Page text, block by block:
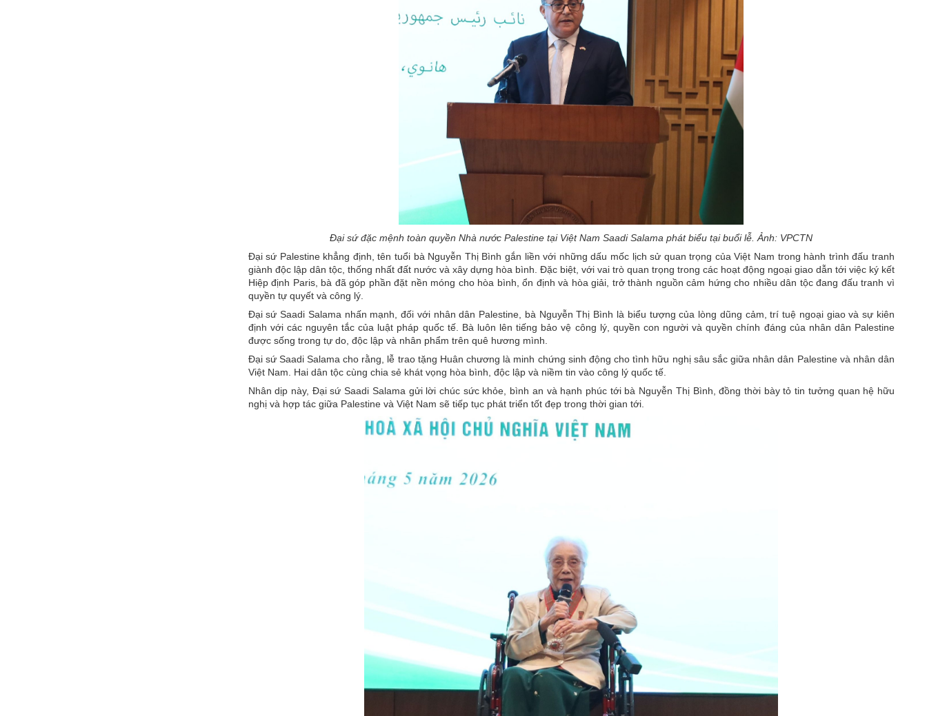
Đại sứ đặc mệnh toàn quyền Nhà nước Palestine tại Việt Nam Saadi Salama phát biểu tại buổi lễ. Ảnh: VPCTN
Đại sứ Palestine khẳng định, tên tuổi bà Nguyễn Thị Bình gắn liền với những dấu mốc lịch sử quan trọng của Việt Nam trong hành trình đấu tranh
giành độc lập dân tộc, thống nhất đất nước và xây dựng hòa bình. Đặc biệt, với vai trò quan trọng trong các hoạt động ngoại giao dẫn tới việc ký kết
Hiệp định Paris, bà đã góp phần đặt nền móng cho hòa bình, ổn định và hòa giải, trở thành nguồn cảm hứng cho nhiều dân tộc đang đấu tranh vì
quyền tự quyết và công lý.
Đại sứ Saadi Salama nhấn mạnh, đối với nhân dân Palestine, bà Nguyễn Thị Bình là biểu tượng của lòng dũng cảm, trí tuệ ngoại giao và sự kiên
định với các nguyên tắc của luật pháp quốc tế. Bà luôn lên tiếng bảo vệ công lý, quyền con người và quyền chính đáng của nhân dân Palestine
được sống trong tự do, độc lập và nhân phẩm trên quê hương mình.
Đại sứ Saadi Salama cho rằng, lễ trao tặng Huân chương là minh chứng sinh động cho tình hữu nghị sâu sắc giữa nhân dân Palestine và nhân dân
Việt Nam. Hai dân tộc cùng chia sẻ khát vọng hòa bình, độc lập và niềm tin vào công lý quốc tế.
Nhân dịp này, Đại sứ Saadi Salama gửi lời chúc sức khỏe, bình an và hạnh phúc tới bà Nguyễn Thị Bình, đồng thời bày tỏ tin tưởng quan hệ hữu
nghị và hợp tác giữa Palestine và Việt Nam sẽ tiếp tục phát triển tốt đẹp trong thời gian tới.